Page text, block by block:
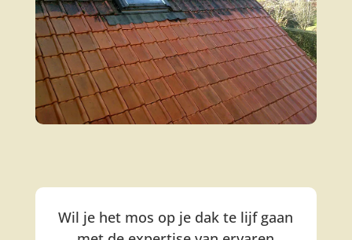
Wil je het mos op je dak te lijf gaan